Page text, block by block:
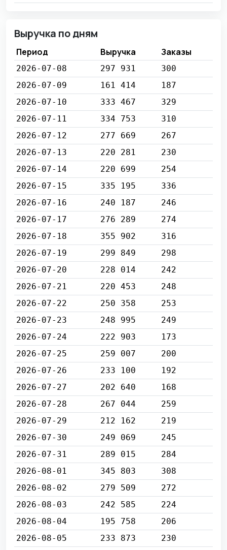
Выручка по дням
Период Выручка Заказы
2026-07-08 297 931
300
2026-07-09
161 414
187
2026-07-10
333 467
329
2026-07-11
334 753
310
2026-07-12
277 669
267
2026-07-13
220 281
230
2026-07-14
220 699
254
2026-07-15
335 195
336
2026-07-16
240 187
246
2026-07-17
276 289
274
2026-07-18
355 902
316
2026-07-19
299 849
298
2026-07-20
228 014
242
2026-07-21
220 453
248
2026-07-22
250 358
253
2026-07-23
248 995
249
2026-07-24
222 903
173
2026-07-25
259 007
200
2026-07-26
233 100
192
2026-07-27
202 640
168
2026-07-28
267 044
259
2026-07-29
212 162
219
2026-07-30
249 069
245
2026-07-31
289 015
284
2026-08-01
345 803
308
2026-08-02
279 509
272
2026-08-03
242 585
224
2026-08-04
195 758
206
2026-08-05
233 873 230